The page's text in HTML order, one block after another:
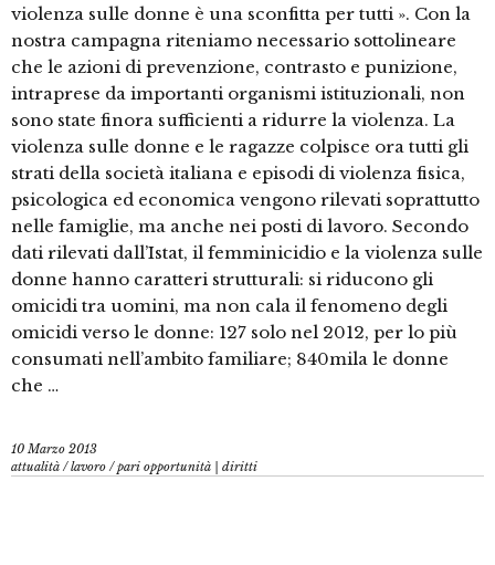
violenza sulle donne è una sconfitta per tutti ». Con la
nostra campagna riteniamo necessario sottolineare
che le azioni di prevenzione, contrasto e punizione,
intraprese da importanti organismi istituzionali, non
sono state finora sufficienti a ridurre la violenza. La
violenza sulle donne e le ragazze colpisce ora tutti gli
strati della società italiana e episodi di violenza fisica,
psicologica ed economica vengono rilevati soprattutto
nelle famiglie, ma anche nei posti di lavoro. Secondo
dati rilevati dall’Istat, il femminicidio e la violenza sulle
donne hanno caratteri strutturali: si riducono gli
omicidi tra uomini, ma non cala il fenomeno degli
omicidi verso le donne: 127 solo nel 2012, per lo più
consumati nell’ambito familiare; 840mila le donne
che …
10 Marzo 2013
attualità /lavoro /pari opportunità | diritti